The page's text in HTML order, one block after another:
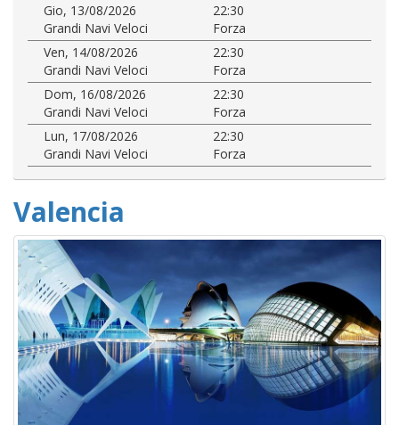
Gio, 13/08/2026
22:30
Grandi Navi Veloci
Forza
Ven, 14/08/2026
22:30
Grandi Navi Veloci
Forza
Dom, 16/08/2026
22:30
Grandi Navi Veloci
Forza
Lun, 17/08/2026
22:30
Grandi Navi Veloci
Forza
Valencia